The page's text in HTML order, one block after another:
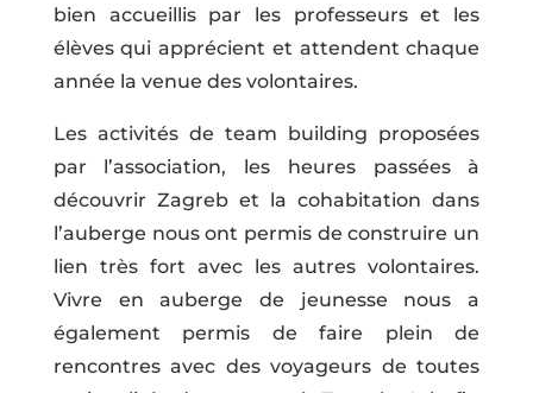
bien accueillis par les professeurs et les
élèves qui apprécient et attendent chaque
année la venue des volontaires.
Les activités de team building proposées
par l’association, les heures passées à
découvrir Zagreb et la cohabitation dans
l’auberge nous ont permis de construire un
lien très fort avec les autres volontaires.
Vivre en auberge de jeunesse nous a
également permis de faire plein de
rencontres avec des voyageurs de toutes